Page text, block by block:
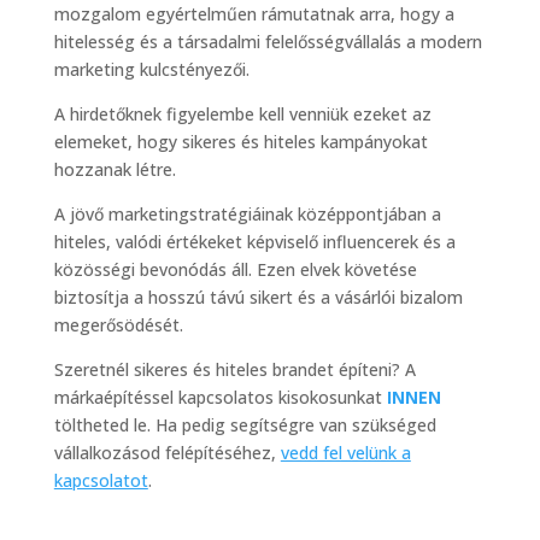
mozgalom egyértelműen rámutatnak arra, hogy a
hitelesség és a társadalmi felelősségvállalás a modern
marketing kulcstényezői.
A hirdetőknek figyelembe kell venniük ezeket az
elemeket, hogy sikeres és hiteles kampányokat
hozzanak létre.
A jövő marketingstratégiáinak középpontjában a
hiteles, valódi értékeket képviselő influencerek és a
közösségi bevonódás áll. Ezen elvek követése
biztosítja a hosszú távú sikert és a vásárlói bizalom
megerősödését.
Szeretnél sikeres és hiteles brandet építeni? A
márkaépítéssel kapcsolatos kisokosunkat INNEN
töltheted le. Ha pedig segítségre van szükséged
vállalkozásod felépítéséhez, vedd fel velünk a
kapcsolatot.